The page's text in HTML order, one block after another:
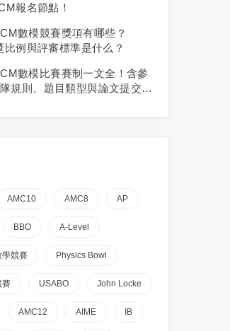
報名節點！
數模競賽獎項有哪些？
比例與評審標準是什么？
數模比賽賽制一文全！含參
規則、題目類型與論文提交規
AMC10 AMC8 AP
BBO A-Level
學競賽 Physics Bowl
賽 USABO John Locke
AMC12 AIME IB